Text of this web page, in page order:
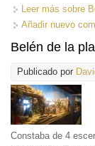
Leer más sobre
Añadir nuevo
Belén de la
Publicado por
Constaba de 4